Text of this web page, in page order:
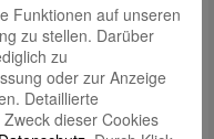
2023 mit der Ausgabe von
damit auf das internationale
ab Sommer 2023?
Funktionen auf unseren
zu stellen. Darüber
zu
oder zur Anzeige
Detaillierte
dieser Cookies